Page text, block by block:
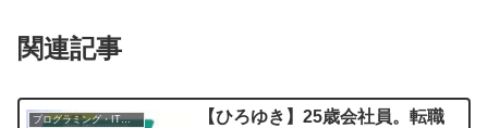
関連記事
プログラミング・IT業界
【ひろゆき】25歳会社員。転職